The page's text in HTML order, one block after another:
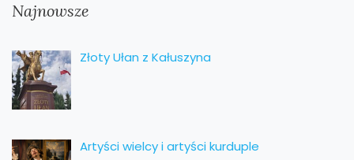
Najnowsze
Złoty Ułan z Kałuszyna
Artyści wielcy i artyści kurduple